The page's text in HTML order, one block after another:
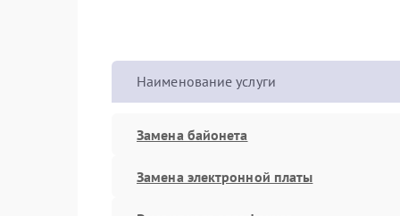
Наименование услуги
Замена байонета
Замена электронной платы